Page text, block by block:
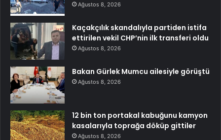
Ağustos 8, 2026
Kaçakçılık skandalıyla partiden istifa
ettirilen vekil CHP’nin ilk transferi oldu
Ağustos 8, 2026
Bakan Gürlek Mumcu ailesiyle görüştü
Ağustos 8, 2026
12 bin ton portakal kabuğunu kamyon
kasalarıyla toprağa döküp gittiler
Ağustos 8, 2026